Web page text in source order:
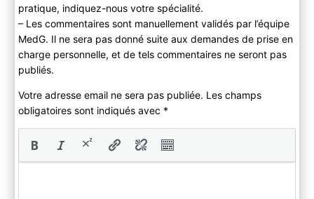
pratique, indiquez-nous votre spécialité.
– Les commentaires sont manuellement validés par l’équipe
MedG. Il ne sera pas donné suite aux demandes de prise en
charge personnelle, et de tels commentaires ne seront pas
publiés.
Votre adresse email ne sera pas publiée. Les champs
obligatoires sont indiqués avec *